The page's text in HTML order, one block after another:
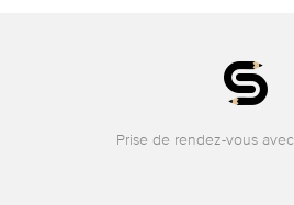
Prise de rendez-vous avec